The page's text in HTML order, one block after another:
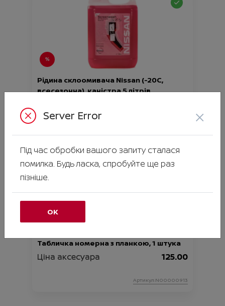
Рідина склоомивача Nissan (-20С,
всесезонна), каністра 5 літрів
Табличка номерна з планкою, 1 штука
Ціна аксесуара 125.00
Артикул:N00000913
Server Error ×
Під час обробки вашого запиту сталася
помилка. Будь ласка, спробуйте ще раз
пізніше.
ОК